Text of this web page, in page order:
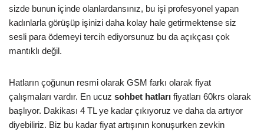
sizde bunun içinde olanlardansınız, bu işi profesyonel yapan
kadınlarla görüşüp işinizi daha kolay hale getirmektense siz
sesli para ödemeyi tercih ediyorsunuz bu da açıkçası çok
mantıklı değil.
Hatların çoğunun resmi olarak GSM farkı olarak fiyat
çalışmaları vardır. En ucuz sohbet hatları fiyatları 60krs olarak
başlıyor. Dakikası 4 TL ye kadar çıkıyoruz ve daha da artıyor
diyebiliriz. Biz bu kadar fiyat artışının konuşurken zevkin